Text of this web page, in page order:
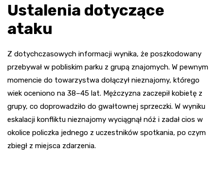
Ustalenia dotyczące
ataku
Z dotychczasowych informacji wynika, że poszkodowany
przebywał w pobliskim parku z grupą znajomych. W pewnym
momencie do towarzystwa dołączył nieznajomy, którego
wiek oceniono na 38–45 lat. Mężczyzna zaczepił kobietę z
grupy, co doprowadziło do gwałtownej sprzeczki. W wyniku
eskalacji konfliktu nieznajomy wyciągnął nóż i zadał cios w
okolice policzka jednego z uczestników spotkania, po czym
zbiegł z miejsca zdarzenia.